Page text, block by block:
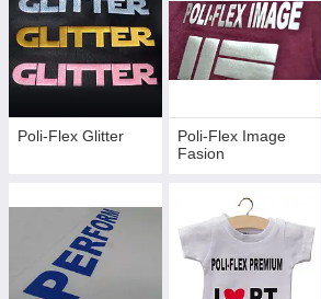
практично на всіх натуральних і
відмінний вибір для Вас.
Плівки Poli-Tape представлені в таких
Poli-Flex Blockout Soft
Poli-Flex Nylon 4800
Poli-Flex Perform 4300
Poli-Flex Premium 400
Poli-Flex Glitter
Poli-Flex Image
Fasion